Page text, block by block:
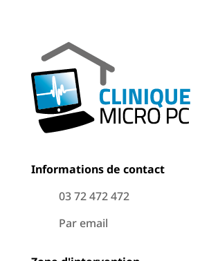
Informations de contact
03 72 472 472
Par email